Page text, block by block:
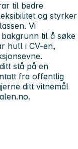
til bedre
og styrker
Vi
til å søke
hull i CV-en,
stå på en
fra offentlig
ditt vitnemål